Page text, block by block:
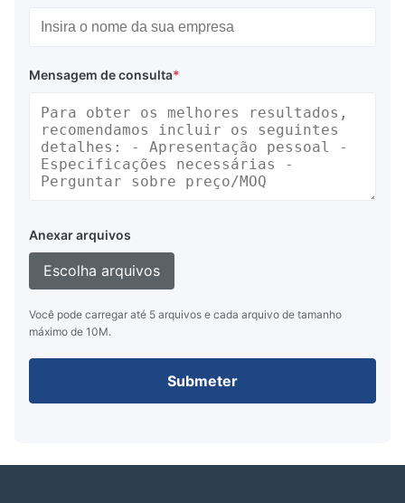
Mensagem de consulta*
Anexar arquivos
Escolha arquivos
Você pode carregar até 5 arquivos e cada arquivo de tamanho
máximo de 10M.
Submeter